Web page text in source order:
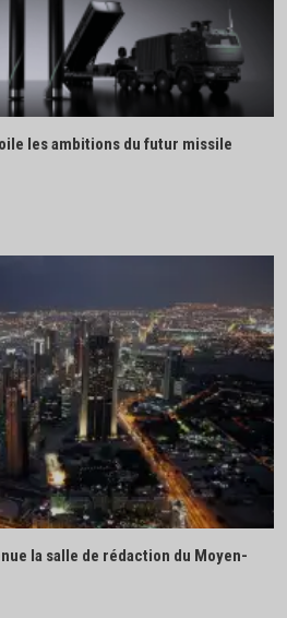
les ambitions du futur missile
la salle de rédaction du Moyen-